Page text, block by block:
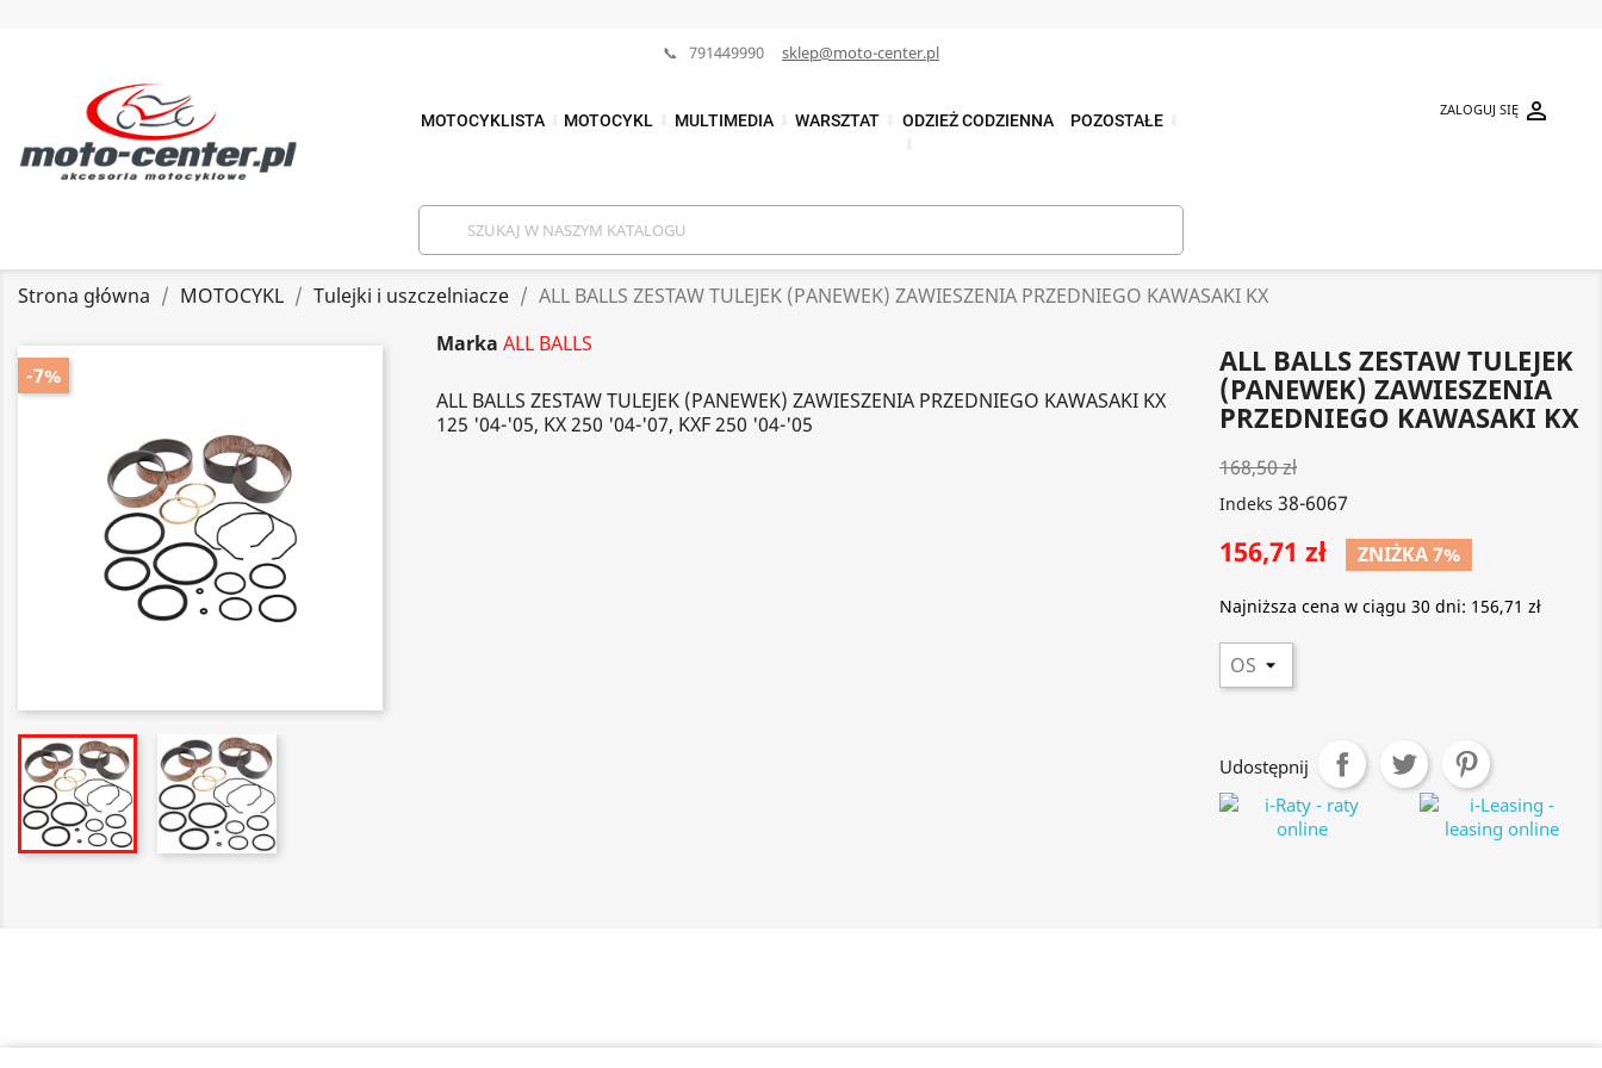
📞 791449990 sklep@moto-center.pl
MOTOCYKLISTA MOTOCYKL MULTIMEDIA WARSZTAT
ODZIEŻ CODZIENNA
POZOSTAŁE


ZALOGUJ SIĘ
Strona główna MOTOCYKL Tulejki i uszczelniacze ALL BALLS ZESTAW TULEJEK (PANEWEK) ZAWIESZENIA PRZEDNIEGO KAWASAKI KX
-7%
Marka ALL BALLS
ALL BALLS ZESTAW TULEJEK (PANEWEK) ZAWIESZENIA PRZEDNIEGO KAWASAKI KX
125 '04-'05, KX 250 '04-'07, KXF 250 '04-'05
ALL BALLS ZESTAW TULEJEK
(PANEWEK) ZAWIESZENIA
PRZEDNIEGO KAWASAKI KX
168,50 zł
Indeks 38-6067
156,71 zł ZNIŻKA 7%
Najniższa cena w ciągu 30 dni: 156,71 zł
Udostępnij